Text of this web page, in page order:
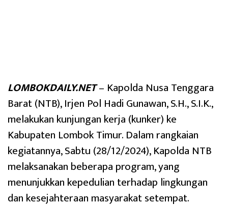
LOMBOKDAILY.NET– Kapolda Nusa Tenggara
Barat (NTB), Irjen Pol Hadi Gunawan, S.H., S.I.K.,
melakukan kunjungan kerja (kunker) ke
Kabupaten Lombok Timur. Dalam rangkaian
kegiatannya, Sabtu (28/12/2024), Kapolda NTB
melaksanakan beberapa program, yang
menunjukkan kepedulian terhadap lingkungan
dan kesejahteraan masyarakat setempat.